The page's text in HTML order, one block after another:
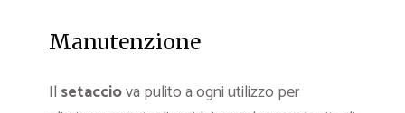
Manutenzione
Il setacciova pulito a ogni utilizzo per